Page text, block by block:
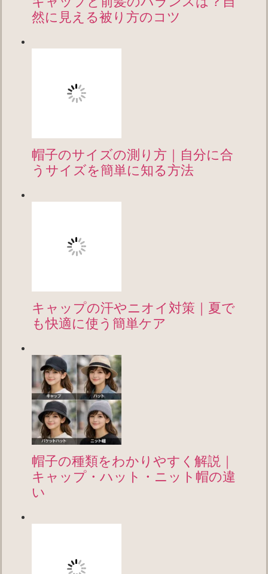
然に見える被り方のコツ
帽子のサイズの測り方｜自分に合
うサイズを簡単に知る方法
キャップの汗やニオイ対策｜夏で
も快適に使う簡単ケア
帽子の種類をわかりやすく解説｜
キャップ・ハット・ニット帽の違
い